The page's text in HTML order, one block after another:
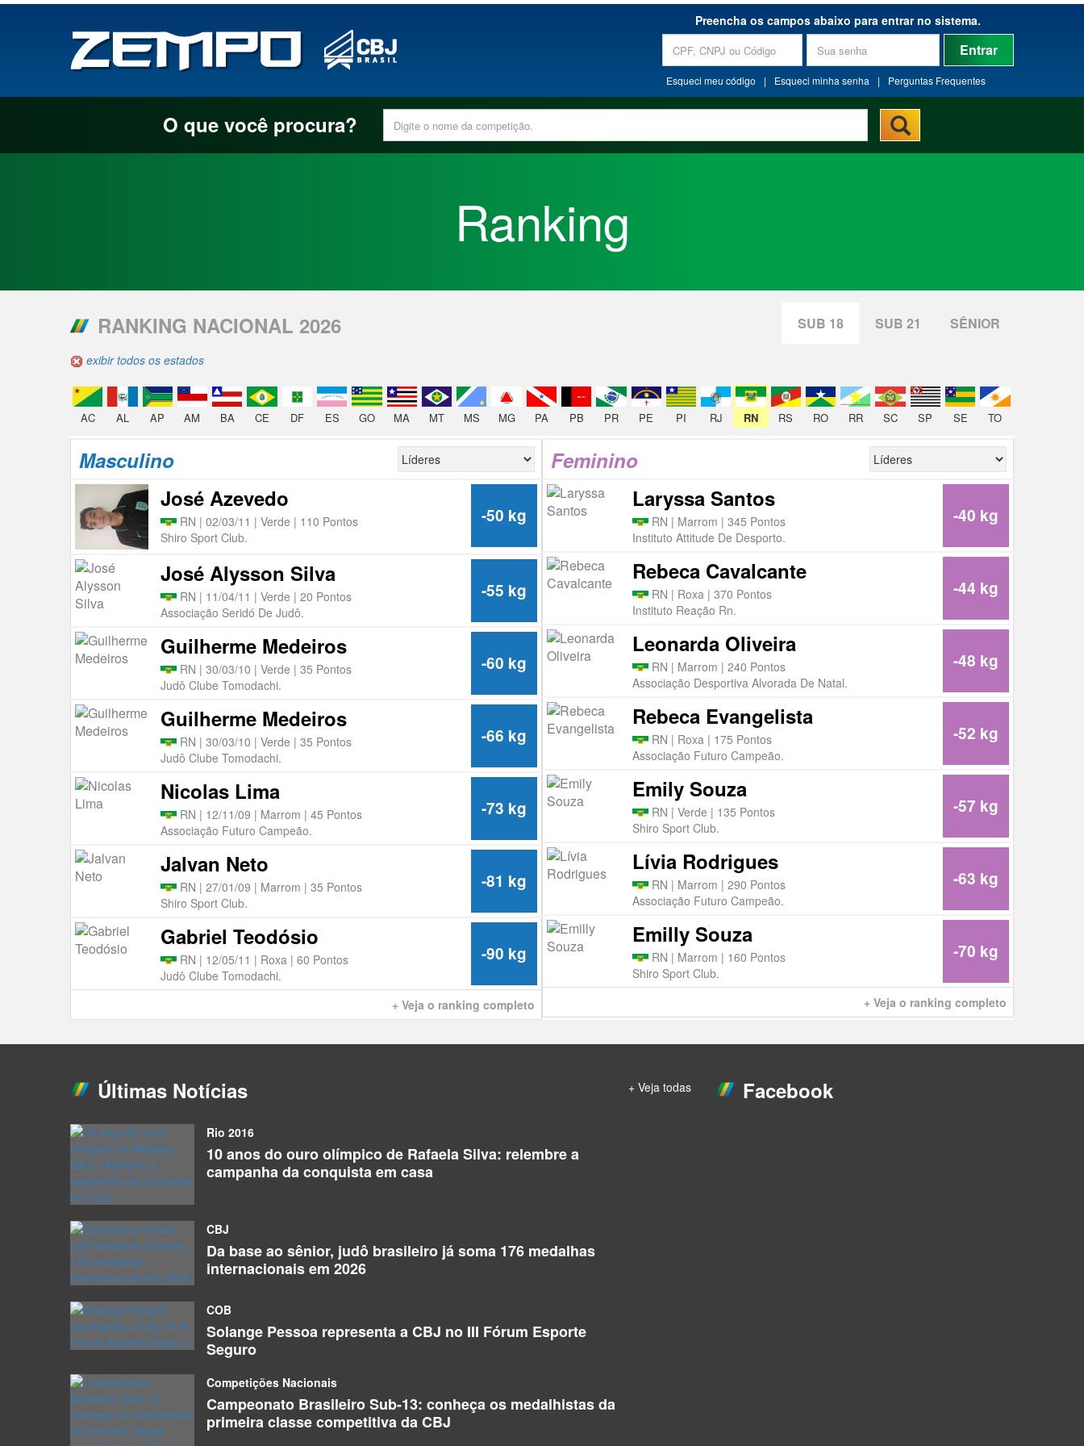
Preencha os campos abaixo para entrar no sistema.
Entrar
Esqueci meu código | Esqueci minha senha | Perguntas Frequentes
O que você procura?
Ranking
RANKING NACIONAL 2026 SUB 18 SUB 21 SÊNIOR
exibir todos os estados
AC AL AP AM BA CE DF ES GO MA MT MS MG PA PB PR PE PI RJ RN RS RO RR SC SP SE TO
Masculino
José Azevedo
RN | 02/03/11 | Verde | 110 Pontos
Shiro Sport Club.
-50 kg
José Alysson Silva
RN | 11/04/11 | Verde | 20 Pontos
Associação Seridó De Judô.
-55 kg
Guilherme Medeiros
RN | 30/03/10 | Verde | 35 Pontos
Judô Clube Tomodachi.
-60 kg
Guilherme Medeiros
RN | 30/03/10 | Verde | 35 Pontos
Judô Clube Tomodachi.
-66 kg
Nicolas Lima
RN | 12/11/09 | Marrom | 45 Pontos
Associação Futuro Campeão.
-73 kg
Jalvan Neto
RN | 27/01/09 | Marrom | 35 Pontos
Shiro Sport Club.
-81 kg
Gabriel Teodósio
RN | 12/05/11 | Roxa | 60 Pontos
Judô Clube Tomodachi.
-90 kg
+ Veja o ranking completo
Feminino
Laryssa Santos
RN | Marrom | 345 Pontos
Instituto Attitude De Desporto.
-40 kg
Rebeca Cavalcante
RN | Roxa | 370 Pontos
Instituto Reação Rn.
-44 kg
Leonarda Oliveira
RN | Marrom | 240 Pontos
Associação Desportiva Alvorada De Natal.
-48 kg
Rebeca Evangelista
RN | Roxa | 175 Pontos
Associação Futuro Campeão.
-52 kg
Emily Souza
RN | Verde | 135 Pontos
Shiro Sport Club.
-57 kg
Lívia Rodrigues
RN | Marrom | 290 Pontos
Associação Futuro Campeão.
-63 kg
Emilly Souza
RN | Marrom | 160 Pontos
Shiro Sport Club.
-70 kg
+ Veja o ranking completo
Últimas Notícias + Veja todas
Rio 2016
10 anos do ouro olímpico de Rafaela Silva: relembre a
campanha da conquista em casa
CBJ
Da base ao sênior, judô brasileiro já soma 176 medalhas
internacionais em 2026
COB
Solange Pessoa representa a CBJ no III Fórum Esporte
Seguro
Competições Nacionais
Campeonato Brasileiro Sub-13: conheça os medalhistas da
primeira classe competitiva da CBJ
Facebook